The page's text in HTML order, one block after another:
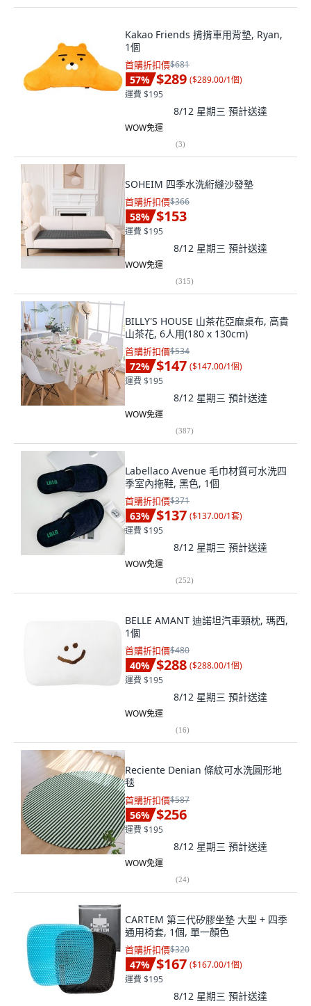
Kakao Friends 揹揹車用背墊, Ryan,
1個
首購折扣價$681
57% $289 ($289.00/1個)
運費 $195
8/12 星期三 預計送達
WOW免運
(3)
SOHEIM 四季水洗絎縫沙發墊
首購折扣價$366
58% $153
運費 $195
8/12 星期三 預計送達
WOW免運
(315)
BILLY'S HOUSE 山茶花亞麻桌布, 高貴
山茶花, 6人用(180 x 130cm)
首購折扣價$534
72% $147 ($147.00/1個)
運費 $195
8/12 星期三 預計送達
WOW免運
(387)
Labellaco Avenue 毛巾材質可水洗四
季室內拖鞋, 黑色, 1個
首購折扣價$371
63% $137 ($137.00/1套)
運費 $195
8/12 星期三 預計送達
WOW免運
(252)
BELLE AMANT 迪諾坦汽車頸枕, 瑪西,
1個
首購折扣價$480
40% $288 ($288.00/1個)
運費 $195
8/12 星期三 預計送達
WOW免運
(16)
Reciente Denian 條紋可水洗圓形地
毯
首購折扣價$587
56% $256
運費 $195
8/12 星期三 預計送達
WOW免運
(24)
CARTEM 第三代矽膠坐墊 大型 + 四季
通用椅套, 1個, 單一顏色
首購折扣價$320
47% $167 ($167.00/1個)
運費 $195
8/12 星期三 預計送達